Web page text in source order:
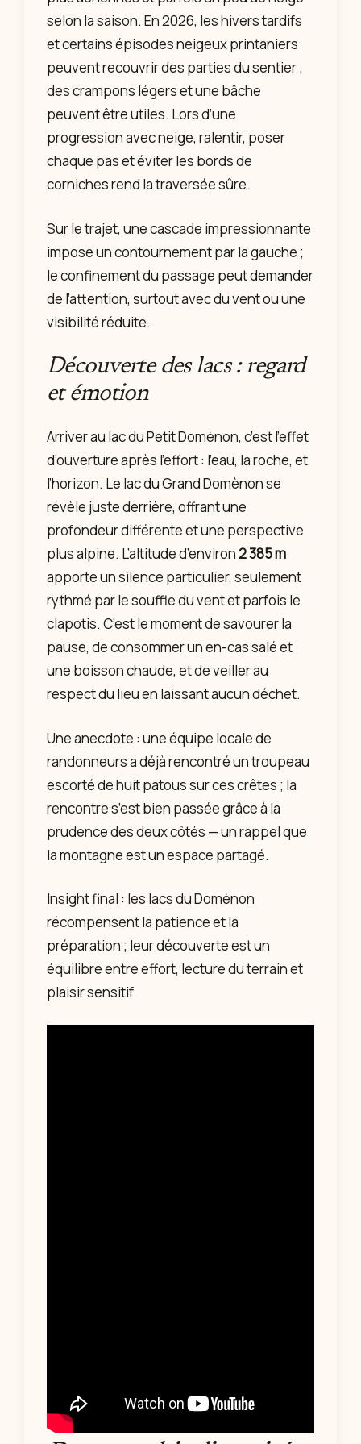
selon la saison. En 2026, les hivers tardifs
et certains épisodes neigeux printaniers
peuvent recouvrir des parties du sentier ;
des crampons légers et une bâche
peuvent être utiles. Lors d’une
progression avec neige, ralentir, poser
chaque pas et éviter les bords de
corniches rend la traversée sûre.
Sur le trajet, une cascade impressionnante
impose un contournement par la gauche ;
le confinement du passage peut demander
de l’attention, surtout avec du vent ou une
visibilité réduite.
Découverte des lacs : regard
et émotion
Arriver au lac du Petit Domènon, c’est l’effet
d’ouverture après l’effort : l’eau, la roche, et
l’horizon. Le lac du Grand Domènon se
révèle juste derrière, offrant une
profondeur différente et une perspective
plus alpine. L’altitude d’environ2 385 m
apporte un silence particulier, seulement
rythmé par le souffle du vent et parfois le
clapotis. C’est le moment de savourer la
pause, de consommer un en-cas salé et
une boisson chaude, et de veiller au
respect du lieu en laissant aucun déchet.
Une anecdote : une équipe locale de
randonneurs a déjà rencontré un troupeau
escorté de huit patous sur ces crêtes ; la
rencontre s’est bien passée grâce à la
prudence des deux côtés — un rappel que
la montagne est un espace partagé.
Insight final : les lacs du Domènon
récompensent la patience et la
préparation ; leur découverte est un
équilibre entre effort, lecture du terrain et
plaisir sensitif.